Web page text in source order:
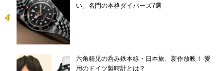
4
い。名門の本格ダイバーズ7選
六角精児の呑み鉄本線・日本旅、新作放映！ 愛
用のドイツ製時計とは？